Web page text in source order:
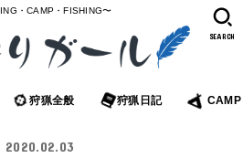
・CAMP・FISHING〜
狩猟全般 狩猟日記 CAMP
SEARCH
2020.02.03